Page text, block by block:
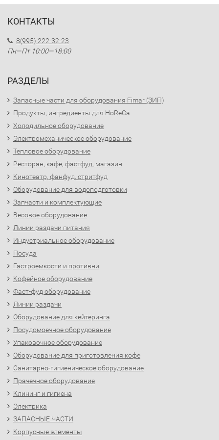
КОНТАКТЫ
8(995) 222-32-23
Пн—Пт 10:00—18:00
РАЗДЕЛЫ
Запасные части для оборудования Fimar (ЗИП)
Продукты, ингредиенты для HoReCa
Холодильное оборудование
Электромеханическое оборудование
Тепловое оборудование
Ресторан, кафе, фастфуд, магазин
Кинотеатр, фанфуд, стритфуд
Оборудование для водоподготовки
Запчасти и комплектующие
Весовое оборудование
Линии раздачи питания
Индустриальное оборудование
Посуда
Гастроемкости и противни
Кофейное оборудование
Фаст-фуд оборудование
Линии раздачи
Оборудование для кейтеринга
Посудомоечное оборудование
Упаковочное оборудование
Оборудование для приготовления кофе
Санитарно-гигиеническое оборудование
Прачечное оборудование
Клининг и гигиена
Электрика
ЗАПАСНЫЕ ЧАСТИ
Корпусные элементы